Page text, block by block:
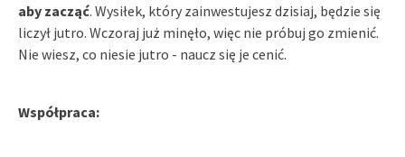
aby zacząć. Wysiłek, który zainwestujesz dzisiaj, będzie się
liczył jutro. Wczoraj już minęło, więc nie próbuj go zmienić.
Nie wiesz, co niesie jutro - naucz się je cenić.
Współpraca: